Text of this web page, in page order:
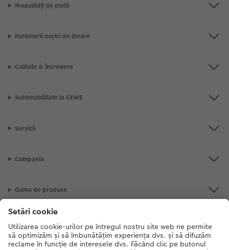
Modalități de plată
Partenerii noștri de livrare
Calitate & Încredere
Sustenabilitate la CEWE
Servicii
Compania
Gama de produse